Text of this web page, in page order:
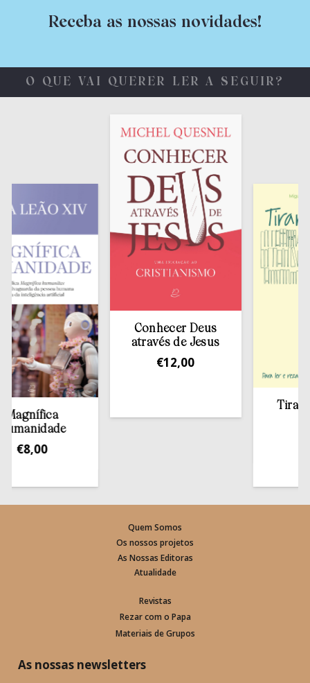
Receba as nossas novidades!
O QUE VAI QUERER LER A SEGUIR?
8,00
Conhecer Deus
através de Jesus
12,00
Tirar a
Quem Somos
Os nossos projetos
As Nossas Editoras
Atualidade
Revistas
Rezar com o Papa
Materiais de Grupos
As nossas newsletters